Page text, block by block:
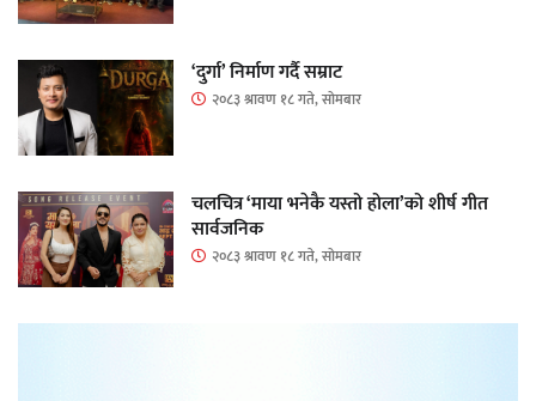
‘दुर्गा’ निर्माण गर्दै सम्राट
२०८३ श्रावण १८ गते, सोमबार
चलचित्र ‘माया भनेकै यस्तो होला’को शीर्ष गीत
सार्वजनिक
२०८३ श्रावण १८ गते, सोमबार